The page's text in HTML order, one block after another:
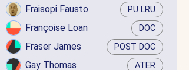
Fraisopi Fausto PU LRU
Françoise Loan DOC
Fraser James POST DOC
Gay Thomas ATER